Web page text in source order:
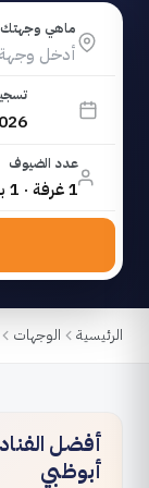
ماهي
عدد الضيوف
1 غرفة · 1 بالغ · 0 طفل
الرئيسية الوجهات
أفضل
أبوظبي